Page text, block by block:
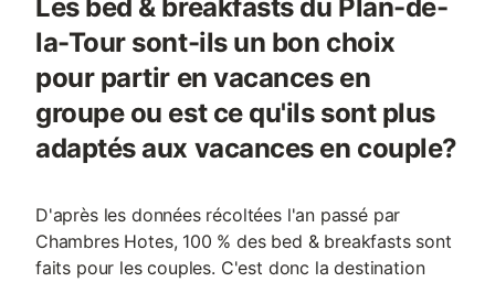
Les bed & breakfasts du Plan-de-
la-Tour sont-ils un bon choix
pour partir en vacances en
groupe ou est ce qu'ils sont plus
adaptés aux vacances en couple?
D'après les données récoltées l'an passé par
Chambres Hotes, 100 % des bed & breakfasts sont
faits pour les couples. C'est donc la destination